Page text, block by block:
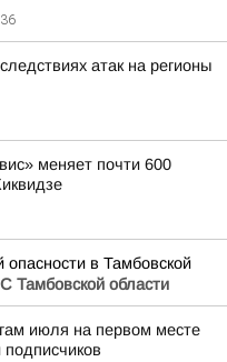
атак на регионы
меняет почти 600
опасности в Тамбовской
Тамбовской области
июля на первом месте